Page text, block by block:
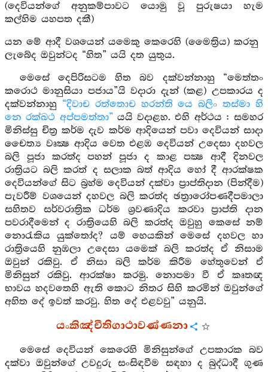
(දෙවියන්ගේ අනුකම්පාවට යොමු වූ පුරුෂයා හැම
කල්හිම යහපත දකී)
යන මේ ආදී වශයෙන් යමෙකු කෙරෙහි (මෛත්‍රිය) කරනු
ලැබේද ඔවුන්ටද “හිත” යයි දත යුතුය.
මෙසේ දෙපිරිසටම හිත බව දක්වන්නාහු “මෙත්තං
කරොථ මානුසියා පජාය”යි වදාරා දැන් (කළ) උපකාරය ද
දක්වන්නාහු “දිවාච රත්තොච හරන්ති යෙ බලිං තස්මා හි
නෙ රක්ඛථ අප්පමත්තා” යයි වදාළහ. එහි අර්ථය : සමහර
මිනිස්සු චිත්‍ර කර්ම දැව කර්ම ආදියෙන් පවා දෙවියන් සාදා
චෛත්‍ය වෘක්‍ෂ ආදිය වෙත එළඹ දෙවියන් උදෙසා දහවල
බලි පූජා කරත්ද පහන් පූජා ද කාළ පක්‍ෂ ආදී දිනවල
රාත්‍රියට බලි කරත් ද සලාක බත් ආදිය හෝ දී ආරක්ෂක
දෙවියන්ගේ සිට බ්‍රහ්ම දෙවියන් දක්වා ප්‍රාප්තිදාන (පින්දීම)
පැවරීම් වශයෙන් දහවල බලි කරත්ද ඡත්‍රාරෝපණදීපමාලා
සහිතව සර්වරාත්‍රික ධර්ම ශ්‍රවණාදිය කරවා ප්‍රාප්ති දාන
පවරාදීමෙන් ද රාත්‍රියෙහි බලි කරත්ද ඔවුහු කෙසේ නම්
නොරැකිය යුක්තෝද? යම් හෙයකින් මෙසේ දහවල හා
රාත්‍රියෙහි නුඹලා උදෙසා යමෙක් බලි කරත්ද ඒ නිසාම
ඔවුන් රකිවු. ඒ නිසා බලි කර්ම කිරීම හේතුවෙන් ඒ
මිනිසුන් රකිවු. ආරක්ෂා කරමු. නොපමා වී ඒ කෘතඥ
භාවය හදවතෙහි ඇති කොට නිතර සිහි කරමින් ඔවුන්ගේ
අහිත දේ ඉවත් කරවු. හිත දේ එළවවු” යනුයි.
යංකිඤ්චීතිගාථාවණ්ණනා
මෙසේ දෙවියන් කෙරෙහි මිනිසුන්ගේ උපකාරක බව
දක්වා ඔවුන්ගේ උවදුරු සංසිඳවීම සඳහා ද බුද්ධාදී ගුණ